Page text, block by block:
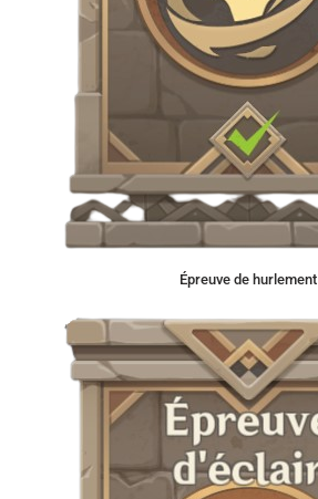
Épreuve de hurlement